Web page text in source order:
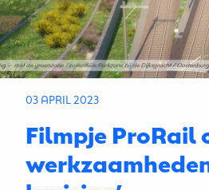
03 APRIL 2023
Filmpje ProRail